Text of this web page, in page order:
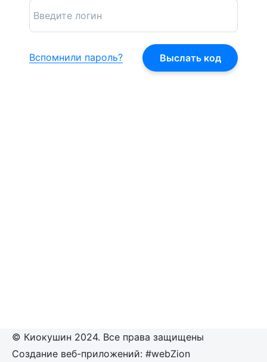
Вспомнили пароль?
© Киокушин 2024. Все права защищены
Создание веб-приложений: #webZion